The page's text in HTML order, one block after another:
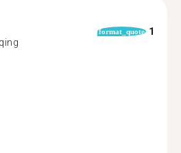
format_quote 1